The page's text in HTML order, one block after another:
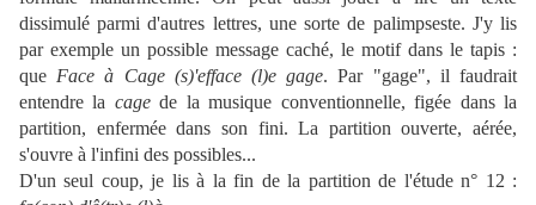
dissimulé parmi d'autres lettres, une sorte de palimpseste. J'y lis
par exemple un possible message caché, le motif dans le tapis :
que Face à Cage (s)'efface (l)e gage. Par "gage", il faudrait
entendre la cagede la musique conventionnelle, figée dans la
partition, enfermée dans son fini. La partition ouverte, aérée,
s'ouvre à l'infini des possibles...
D'un seul coup, je lis à la fin de la partition de l'étude n° 12 :